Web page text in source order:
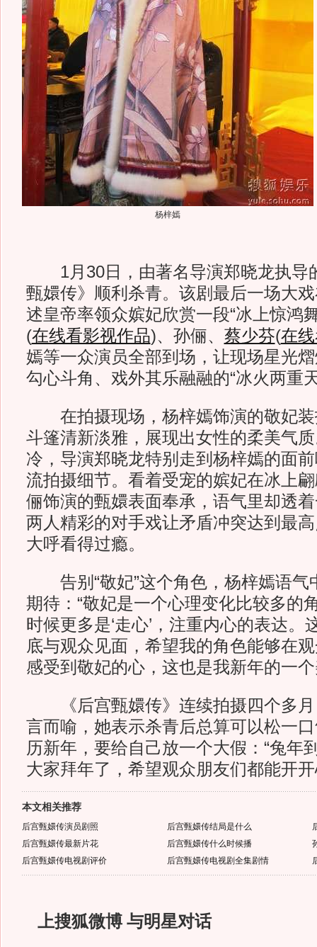
杨梓嫣
1月30日，由著名导演郑晓龙执导
甄嬛传》顺利杀青。该剧最后一场大
述皇帝率领众嫔妃欣赏一段“冰上惊鸿
(在线看影视作品)、孙俪、 蔡少芬(在
嫣等一众演员全部到场，让现场星光
勾心斗角、戏外其乐融融的“冰火两重
在拍摄现场，杨梓嫣饰演的敬妃装
斗篷清新淡雅，展现出女性的柔美气
冷，导演郑晓龙特别走到杨梓嫣的面
流拍摄细节。看着受宠的嫔妃在冰上
俪饰演的甄嬛表面奉承，语气里却透
两人精彩的对手戏让矛盾冲突达到最
大呼看得过瘾。
告别“敬妃”这个角色，杨梓嫣语气
期待：“敬妃是一个心理变化比较多的
时候更多是‘走心’，注重内心的表达。
底与观众见面，希望我的角色能够在
感受到敬妃的心，这也是我新年的一
《后宫甄嬛传》连续拍摄四个多月
言而喻，她表示杀青后总算可以松一
历新年，要给自己放一个大假：“兔年
大家拜年了，希望观众朋友们都能开
本文相关推荐
后宫甄嬛传演员剧照 后宫甄嬛传结局是什么
后宫甄嬛传最新片花
后宫甄嬛传什么时候播
后宫甄嬛传电视剧评价
后宫甄嬛传电视剧全集剧情
上搜狐微博 与明星对话